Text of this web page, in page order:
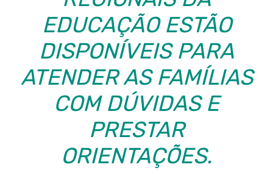
EDUCAÇÃO ESTÃO
DISPONÍVEIS PARA
ATENDER AS FAMÍLIAS
COM DÚVIDAS E
PRESTAR
ORIENTAÇÕES.